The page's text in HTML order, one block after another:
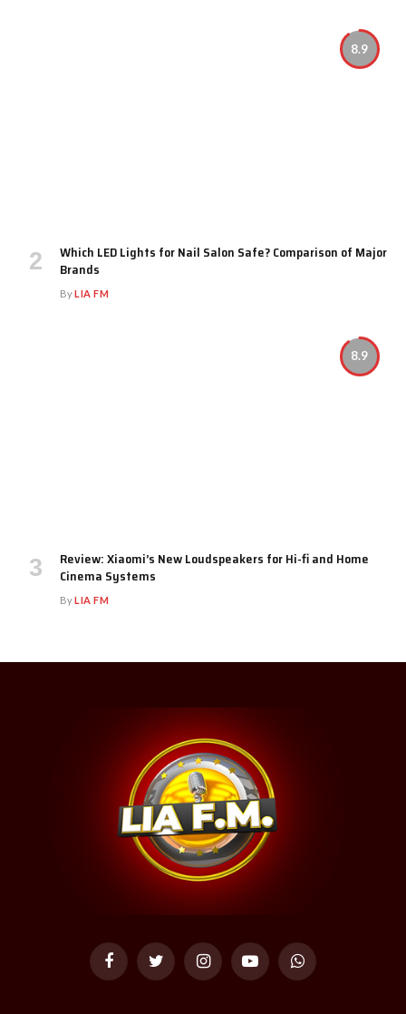
8.9
Which LED Lights for Nail Salon Safe? Comparison of Major
Brands
ByLIA FM
8.9
Review: Xiaomi’s New Loudspeakers for Hi-fi and Home
Cinema Systems
ByLIA FM
FacebookTwitter InstagramYouTubeWhatsApp